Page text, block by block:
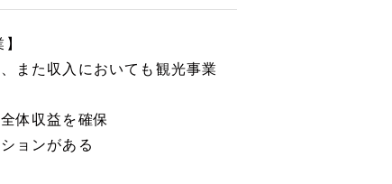
また収入においても観光事業
体収益を確保
ョンがある